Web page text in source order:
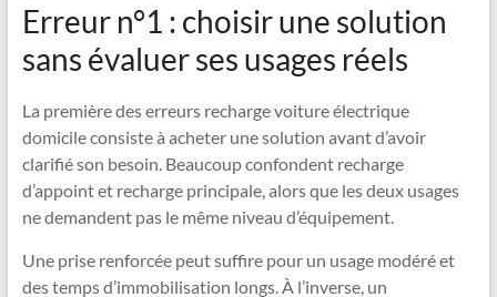
Erreur n°1 : choisir une solution
sans évaluer ses usages réels
La première des erreurs recharge voiture électrique
domicile consiste à acheter une solution avant d’avoir
clarifié son besoin. Beaucoup confondent recharge
d’appoint et recharge principale, alors que les deux usages
ne demandent pas le même niveau d’équipement.
Une prise renforcée peut suffire pour un usage modéré et
des temps d’immobilisation longs. À l’inverse, un